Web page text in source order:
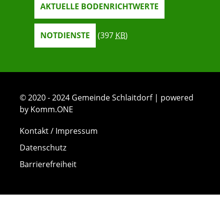
AKTUELLE BODENRICHTWERTE
NOTDIENSTE (397 KB)
© 2020 - 2024 Gemeinde Schlaitdorf | powered
by Komm.ONE
Kontakt / Impressum
Datenschutz
Barrierefreiheit